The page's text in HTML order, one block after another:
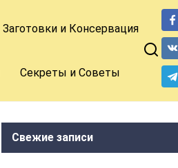
Заготовки и Консервация
Секреты и Советы
Свежие записи